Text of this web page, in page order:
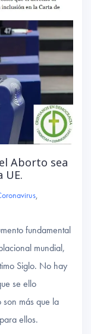
Aborto sea
UE.
,
fundamental
mundial,
Siglo. No hay
se ello
más que la
ellos.